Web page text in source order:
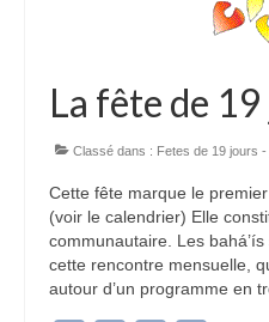
La fête de
Classé dans : Fetes de 19 jours
Cette fête marque le
(voir le calendrier) Elle
communautaire. Les
cette rencontre mensuelle,
autour d’un programme en